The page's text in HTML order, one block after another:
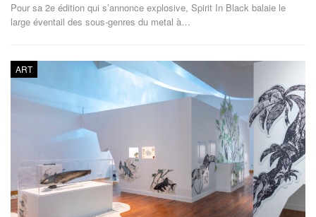
Pour sa 2e édition qui s’annonce explosive, Spirit In Black balaie le
large éventail des sous-genres du metal à…
ART